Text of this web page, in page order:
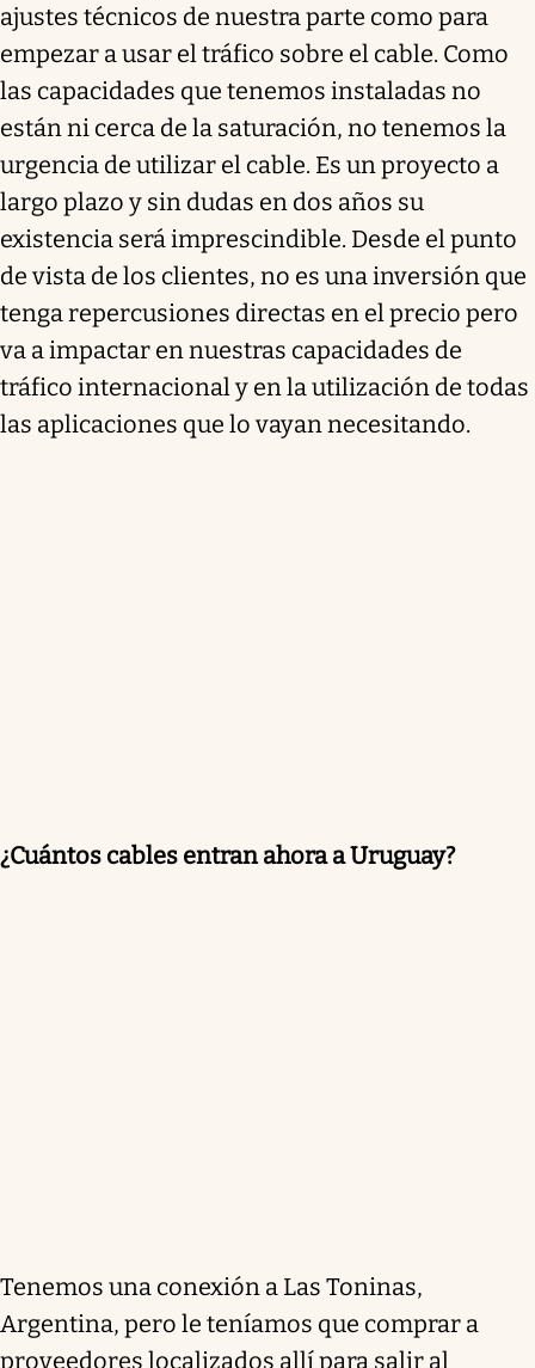
ajustes técnicos de nuestra parte como para
empezar a usar el tráfico sobre el cable. Como
las capacidades que tenemos instaladas no
están ni cerca de la saturación, no tenemos la
urgencia de utilizar el cable. Es un proyecto a
largo plazo y sin dudas en dos años su
existencia será imprescindible. Desde el punto
de vista de los clientes, no es una inversión que
tenga repercusiones directas en el precio pero
va a impactar en nuestras capacidades de
tráfico internacional y en la utilización de todas
las aplicaciones que lo vayan necesitando.
¿Cuántos cables entran ahora a Uruguay?
Tenemos una conexión a Las Toninas,
Argentina, pero le teníamos que comprar a
proveedores localizados allí para salir al